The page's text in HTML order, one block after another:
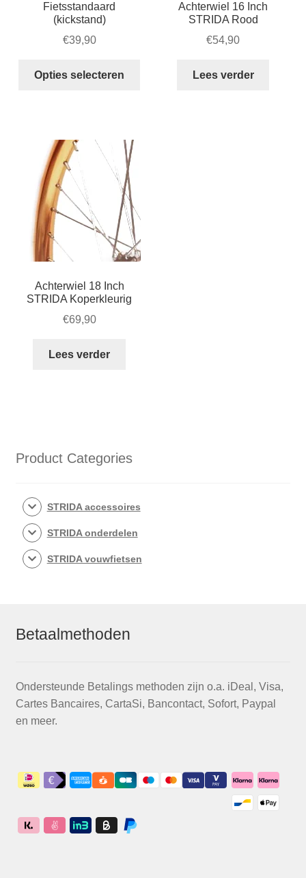
Fietsstandaard
(kickstand)
€39,90
Opties selecteren
worden
op
de
Achterwiel 16 Inch
STRIDA Rood
€54,90
Lees verder
Achterwiel 18 Inch
STRIDA Koperkleurig
€69,90
Lees verder
Product Categories
STRIDA accessoires
STRIDA onderdelen
STRIDA vouwfietsen
Betaalmethoden
Ondersteunde Betalings methoden zijn o.a. iDeal, Visa,
Cartes Bancaires, CartaSi, Bancontact, Sofort, Paypal
en meer.